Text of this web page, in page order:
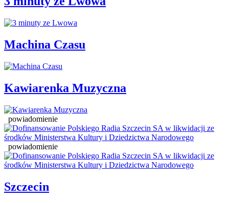
Machina Czasu
Kawiarenka Muzyczna
powiadomienie
powiadomienie
Szczecin